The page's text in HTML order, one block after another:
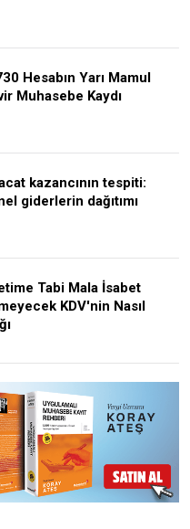
Hesabın Yarı Mamul
Muhasebe Kaydı
kazancının tespiti:
giderlerin dağıtımı
Tabi Mala İsabet
KDV'nin Nasıl